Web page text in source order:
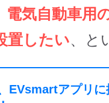
電気自動車用
置したい、と
EVsmartアプリ